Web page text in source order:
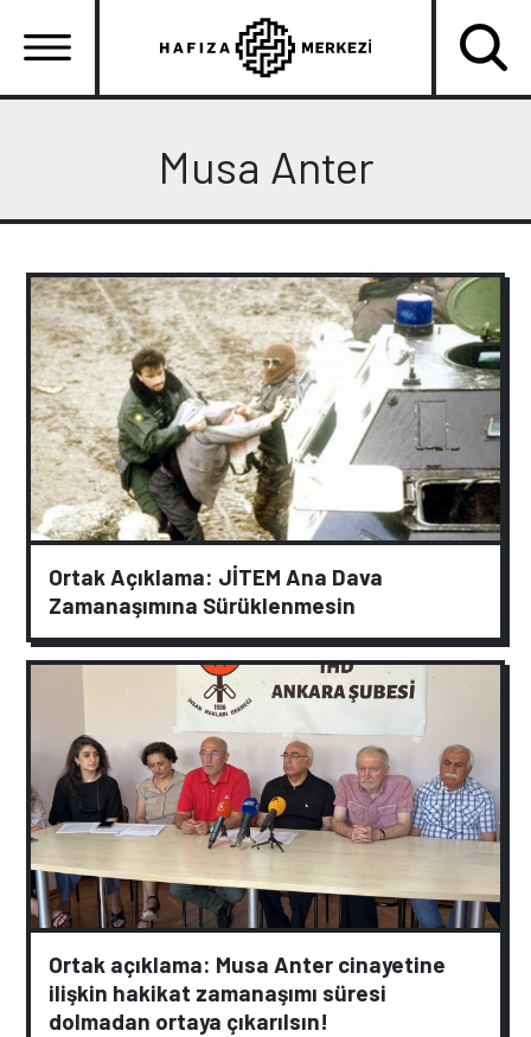
atla
Musa Anter
Ortak Açıklama: JİTEM Ana Dava
Zamanaşımına Sürüklenmesin
Ortak açıklama: Musa Anter cinayetine
ilişkin hakikat zamanaşımı süresi
dolmadan ortaya çıkarılsın!